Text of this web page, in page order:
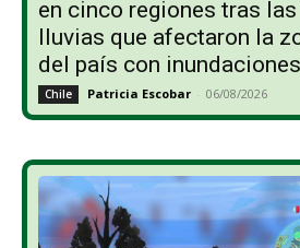
en cinco regiones tras
lluvias que afectaron la
del país con inundaciones
Chile Patricia Escobar - 06/08/2026